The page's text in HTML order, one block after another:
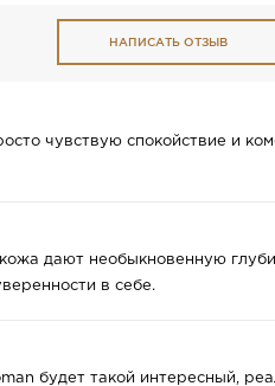
НАПИСАТЬ ОТЗЫВ
чувствую спокойствие и
дают необыкновенную
в себе.
будет такой интересный,